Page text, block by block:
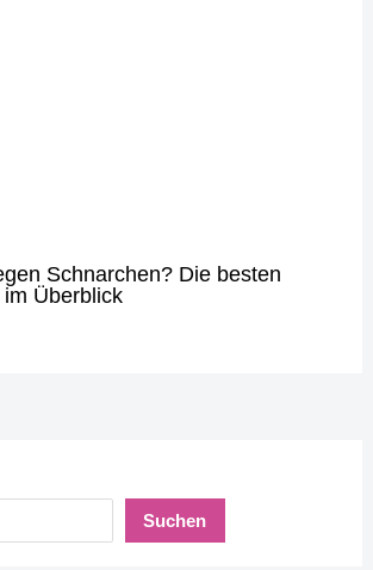
Schnarchen? Die besten
Überblick
Suchen